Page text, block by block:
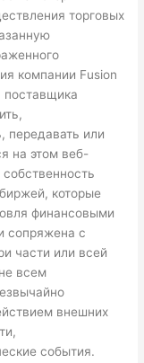
торговых
компании Fusion
поставщика
передавать или
на этом веб-
которые
финансовыми
сопряжена с
части или всей
всем
внешних
события.